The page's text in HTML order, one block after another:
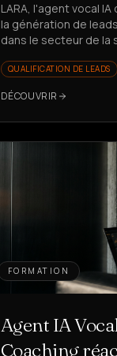
LARA, l'agent vocal
la génération de
dans le secteur de la
voir comment ?
QUALIFICATION DE LEADS
DÉCOUVRIR
FORMATION
Agent IA
Coaching